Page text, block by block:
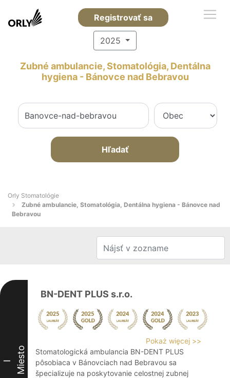
Registrovať sa
2025
Zubné ambulancie, Stomatológia, Dentálna
hygiena - Bánovce nad Bebravou
Hľadať
Orly Stomatológie
Zubné ambulancie, Stomatológia, Dentálna hygiena - Bánovce nad
Bebravou
I Miesto
BN-DENT PLUS s.r.o.
Pokaż więcej >>
Stomatologická ambulancia BN-DENT PLUS
pôsobiaca v Bánovciach nad Bebravou sa
špecializuje na poskytovanie celostnej zubnej